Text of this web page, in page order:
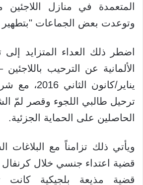
المتعمدة في منازل اللاجئين
وتوعدت بعض الجماعات "بتطهير
اضطر ذلك العداء المتزايد
الألمانية عن الترحيب
يناير/كانون
ترحيل طالبي اللجوء وقصر لمّ
الحاصلين على الحماية الجزئية.
قضية اعتداء جنسي خلال كرنفال
قضية مذيعة بلجيكية كانت